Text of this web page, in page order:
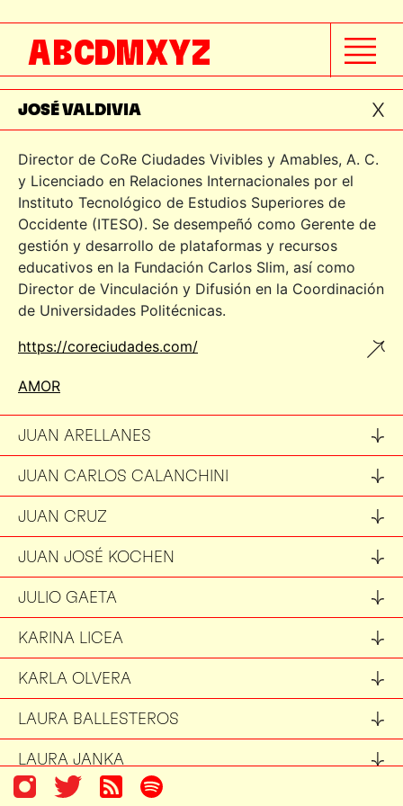
ABCDMXYZ
JOSÉ LUIS CORTÉS
JOSE MARÍA ESPINAZA
JOSÉ VALDIVIA
Director de CoRe Ciudades Vivibles y Amables, A. C.
y Licenciado en Relaciones Internacionales por el
Instituto Tecnológico de Estudios Superiores de
Occidente (ITESO). Se desempeñó como Gerente de
gestión y desarrollo de plataformas y recursos
educativos en la Fundación Carlos Slim, así como
Director de Vinculación y Difusión en la Coordinación
de Universidades Politécnicas.
https://coreciudades.com/
AMOR
JUAN ARELLANES
JUAN CARLOS CALANCHINI
JUAN CRUZ
JUAN JOSÉ KOCHEN
JULIO GAETA
KARINA LICEA
KARLA OLVERA
LAURA BALLESTEROS
LAURA JANKA
LIGIA GONZÁLEZ